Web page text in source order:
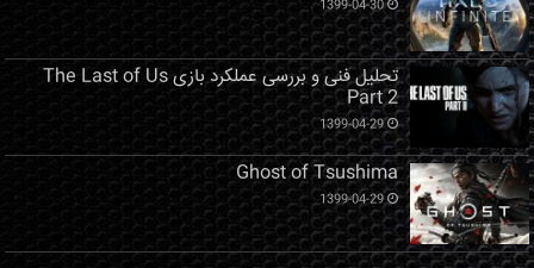
1399-04-30
تحلیل فنی و بررسی عملکرد بازی The Last of Us
Part 2
1399-04-29
Ghost of Tsushima
1399-04-29